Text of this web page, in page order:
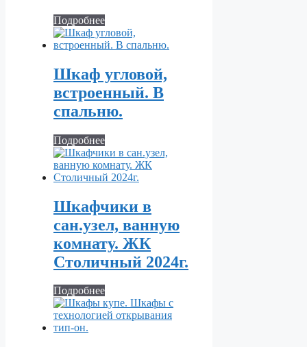
Подробнее
Шкаф угловой,
встроенный. В
спальню.
Подробнее
Шкафчики в
сан.узел, ванную
комнату. ЖК
Столичный 2024г.
Подробнее